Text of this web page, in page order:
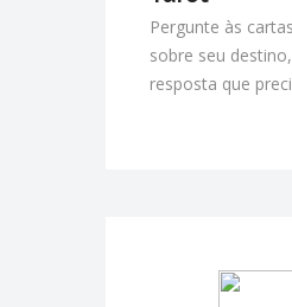
Pergunte às
sobre seu
resposta que